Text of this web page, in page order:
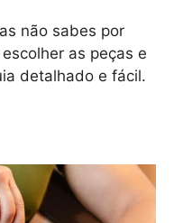
não sabes por
as peças e
detalhado e fácil.